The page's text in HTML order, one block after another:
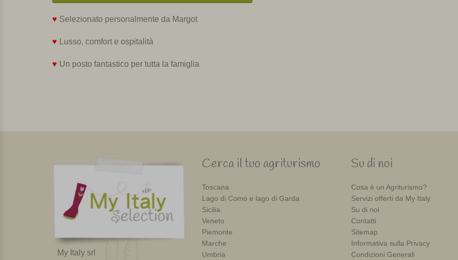
♥ Selezionato personalmente da Margot
♥ Lusso, comfort e ospitalità
♥ Un posto fantastico per tutta la famiglia
My Italy srl
Cerca il tuo agriturismo
Toscana
Lago di Como e lago di Garda
Sicilia
Veneto
Piemonte
Marche
Umbria
Su di noi
Cosa è un Agriturismo?
Servizi offerti da My Italy
Su di noi
Contatti
Sitemap
Informativa sulla Privacy
Condizioni Generali